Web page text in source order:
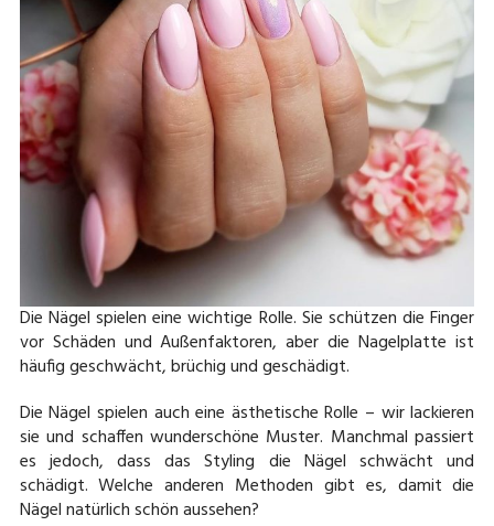
Die Nägel spielen eine wichtige Rolle. Sie schützen die Finger
vor Schäden und Außenfaktoren, aber die Nagelplatte ist
häufig geschwächt, brüchig und geschädigt.
Die Nägel spielen auch eine ästhetische Rolle – wir lackieren
sie und schaffen wunderschöne Muster. Manchmal passiert
es jedoch, dass das Styling die Nägel schwächt und
schädigt. Welche anderen Methoden gibt es, damit die
Nägel natürlich schön aussehen?